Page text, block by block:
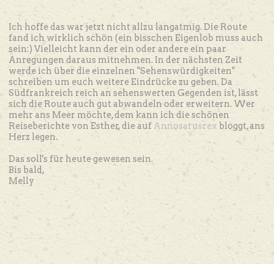
Ich hoffe das war jetzt nicht allzu langatmig. Die Route
fand ich wirklich schön (ein bisschen Eigenlob muss auch
sein:) Vielleicht kann der ein oder andere ein paar
Anregungen daraus mitnehmen. In der nächsten Zeit
werde ich über die einzelnen "Sehenswürdigkeiten"
schreiben um euch weitere Eindrücke zu geben. Da
Südfrankreich reich an sehenswerten Gegenden ist, lässt
sich die Route auch gut abwandeln oder erweitern. Wer
mehr ans Meer möchte, dem kann ich die schönen
Reiseberichte von Esther, die auf Annosarusrex bloggt, ans
Herz legen.
Das soll's für heute gewesen sein.
Bis bald,
Melly